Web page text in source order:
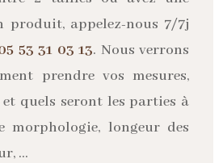
produit, appelez-nous 7/7j
53 31 03 13. Nous verrons
prendre vos mesures,
quels seront les parties à
morphologie, longeur des
…